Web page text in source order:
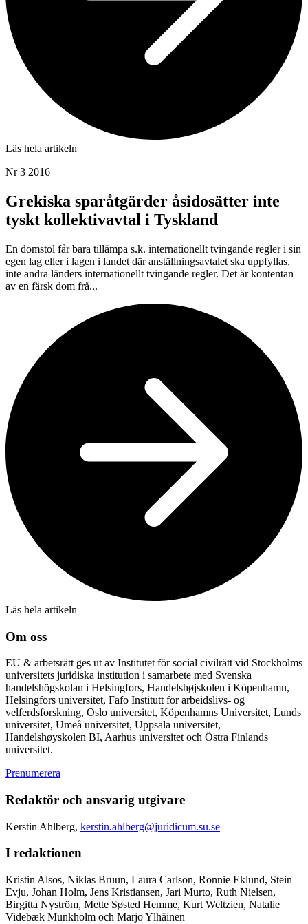
Läs hela artikeln
Nr 3 2016
Grekiska sparåtgärder åsidosätter inte
tyskt kollektivavtal i Tyskland
En domstol får bara tillämpa s.k. internationellt tvingande regler i sin
egen lag eller i lagen i landet där anställningsavtalet ska uppfyllas,
inte andra länders internationellt tvingande regler. Det är kontentan
av en färsk dom frå...
Läs hela artikeln
Om oss
EU & arbetsrätt ges ut av Institutet för social civilrätt vid Stockholms
universitets juridiska institution i samarbete med Svenska
handelshögskolan i Helsingfors, Handelshøjskolen i Köpenhamn,
Helsingfors universitet, Fafo Institutt for arbeidslivs- og
velferdsforskning, Oslo universitet, Köpenhamns Universitet, Lunds
universitet, Umeå universitet, Uppsala universitet,
Handelshøyskolen BI, Aarhus universitet och Östra Finlands
universitet.
Prenumerera
Redaktör och ansvarig utgivare
Kerstin Ahlberg, kerstin.ahlberg@juridicum.su.se
I redaktionen
Kristin Alsos, Niklas Bruun, Laura Carlson, Ronnie Eklund, Stein
Evju, Johan Holm, Jens Kristiansen, Jari Murto, Ruth Nielsen,
Birgitta Nyström, Mette Søsted Hemme, Kurt Weltzien, Natalie
Videbæk Munkholm och Marjo Ylhäinen